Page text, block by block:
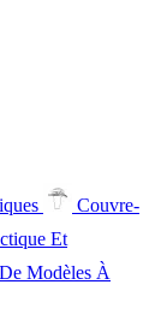
Couvre-
Et
Modèles À